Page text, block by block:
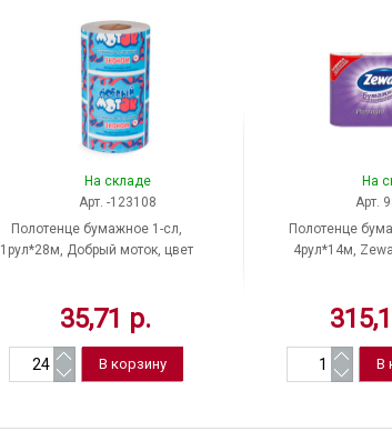
На складе
Арт. -123108
Полотенце бумажное 1-сл,
1рул*28м, Добрый моток, цвет
35,71 р.
На
Арт.
Полотенце
4рул*14м,